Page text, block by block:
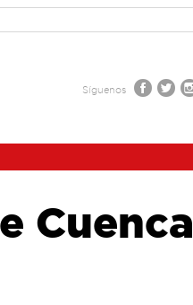
Síguenos
Cuenca